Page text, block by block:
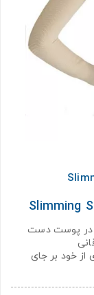
در پوست دست
خود بر جای